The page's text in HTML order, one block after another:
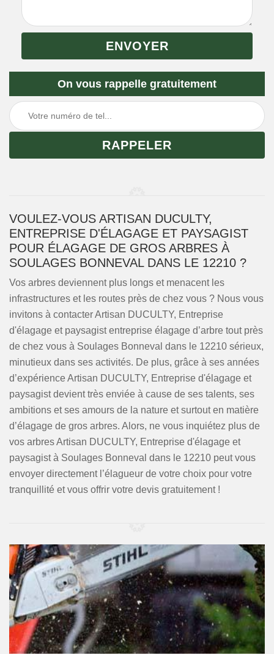
On vous rappelle gratuitement
VOULEZ-VOUS ARTISAN DUCULTY,
ENTREPRISE D'ÉLAGAGE ET PAYSAGIST
POUR ÉLAGAGE DE GROS ARBRES À
SOULAGES BONNEVAL DANS LE 12210 ?
Vos arbres deviennent plus longs et menacent les
infrastructures et les routes près de chez vous ? Nous vous
invitons à contacter Artisan DUCULTY, Entreprise
d'élagage et paysagist entreprise élagage d’arbre tout près
de chez vous à Soulages Bonneval dans le 12210 sérieux,
minutieux dans ses activités. De plus, grâce à ses années
d’expérience Artisan DUCULTY, Entreprise d'élagage et
paysagist devient très enviée à cause de ses talents, ses
ambitions et ses amours de la nature et surtout en matière
d’élagage de gros arbres. Alors, ne vous inquiétez plus de
vos arbres Artisan DUCULTY, Entreprise d'élagage et
paysagist à Soulages Bonneval dans le 12210 peut vous
envoyer directement l’élagueur de votre choix pour votre
tranquillité et vous offrir votre devis gratuitement !